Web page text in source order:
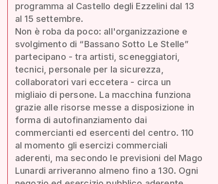
programma al Castello degli Ezzelini dal 13
al 15 settembre.
Non è roba da poco: all'organizzazione e
svolgimento di “Bassano Sotto Le Stelle”
partecipano - tra artisti, sceneggiatori,
tecnici, personale per la sicurezza,
collaboratori vari eccetera - circa un
migliaio di persone. La macchina funziona
grazie alle risorse messe a disposizione in
forma di autofinanziamento dai
commercianti ed esercenti del centro. 110
al momento gli esercizi commerciali
aderenti, ma secondo le previsioni del Mago
Lunardi arriveranno almeno fino a 130. Ogni